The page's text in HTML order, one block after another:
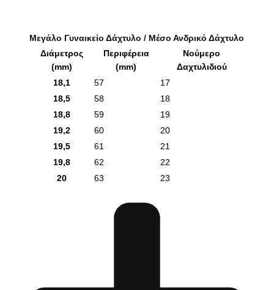
Μεγάλο Γυναικείο Δάχτυλο / Μέσο Ανδρικό Δάχτυλο
Διάμετρος
(mm)
Περιφέρεια
(mm)
Νούμερο
Δαχτυλιδιού
18,1
57
17
18,5
58
18
18,8
59
19
19,2
60
20
19,5
61
21
19,8
62
22
20
63 23